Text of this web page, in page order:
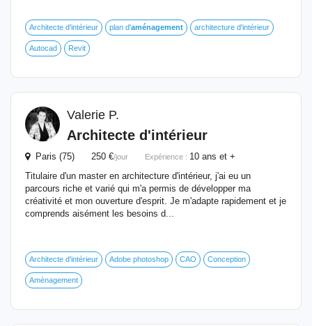
Architecte d'intérieur plan d'aménagement architecture d'intérieur
Autocad Revit
Valerie P.
Architecte d'intérieur
Paris (75) 250 €/jour Expérience : 10 ans et +
Titulaire d'un master en architecture d'intérieur, j'ai eu un
parcours riche et varié qui m'a permis de développer ma
créativité et mon ouverture d'esprit. Je m'adapte rapidement et je
comprends aisément les besoins d...
Architecte d'intérieur Adobe photoshop CAO Conception
Amènagement